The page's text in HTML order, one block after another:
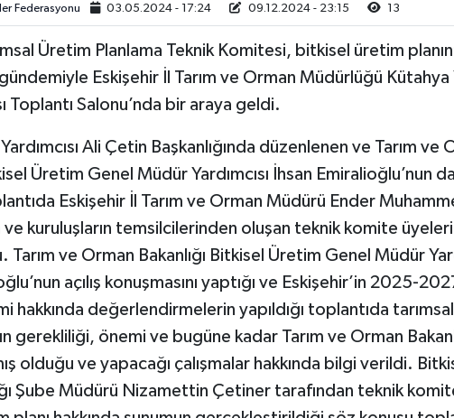
Federasyonu 03.05.2024 - 17:24 09.12.2024 - 23:15 13
Üretim Planlama Teknik Komitesi, bitkisel üretim
Eskişehir İl Tarım ve Orman Müdürlüğü Kütahya
Toplantı Salonu’nda bir araya geldi.
Ali Çetin Başkanlığında düzenlenen ve Tarım ve
Üretim Genel Müdür Yardımcısı İhsan Emiralioğlu’nun da
Eskişehir İl Tarım ve Orman Müdürü Ender
ve kuruluşların temsilcilerinden oluşan teknik komite
Tarım ve Orman Bakanlığı Bitkisel Üretim Genel Müdür
açılış konuşmasını yaptığı ve Eskişehir’in 2025-
hakkında değerlendirmelerin yapıldığı toplantıda
gerekliliği, önemi ve bugüne kadar Tarım ve Orman
olduğu ve yapacağı çalışmalar hakkında bilgi verildi.
Şube Müdürü Nizamettin Çetiner tarafından teknik